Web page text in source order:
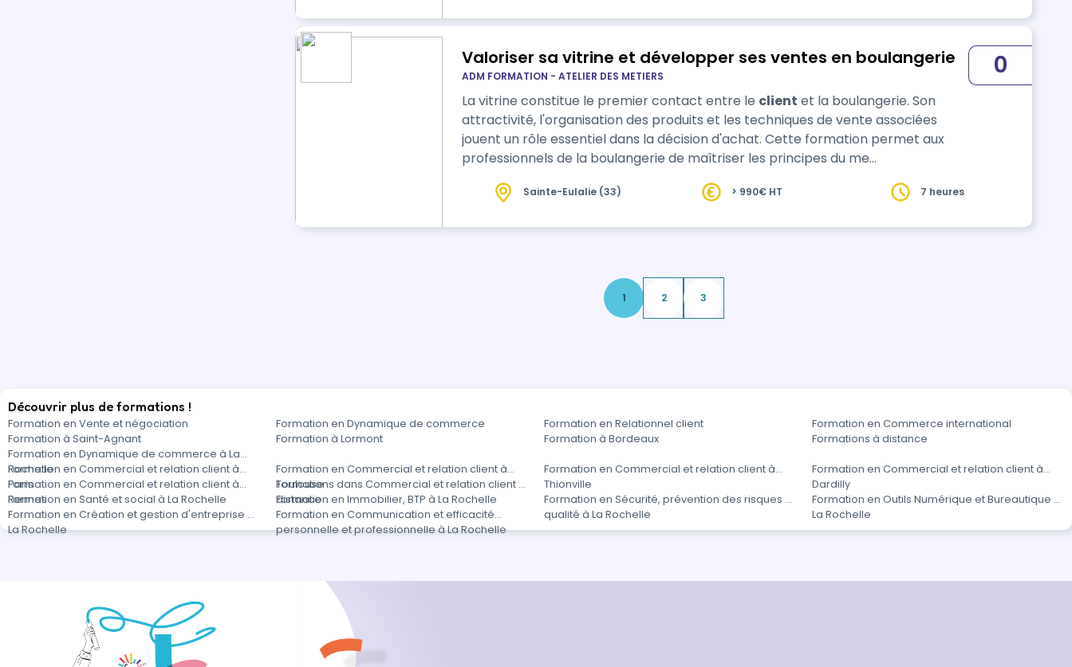
Valoriser sa vitrine et développer ses ventes en boulangerie
ADM FORMATION - ATELIER DES METIERS
La vitrine constitue le premier contact entre le client et la boulangerie. Son
attractivité, l'organisation des produits et les techniques de vente associées
jouent un rôle essentiel dans la décision d'achat. Cette formation permet aux
professionnels de la boulangerie de maîtriser les principes du me…
0
Sainte-Eulalie (33) > 990€ HT 7 heures
1 2 3
Découvrir plus de formations !
Formation en Vente et négociation Formation en Dynamique de commerce Formation en Relationnel client
Formation en Commerce international
Formation à Saint-Agnant
Formation à Lormont Formation à Bordeaux
Formations à distance
Formation en Dynamique de commerce à La
Rochelle
Formation en Commercial et relation client à
Paris
Formation en Commercial et relation client à
Toulouse
Formation en Commercial et relation client à
Thionville
Formation en Commercial et relation client à
Dardilly
Formation en Commercial et relation client à
Rennes
Formations dans Commercial et relation client à
distance
Formation en Santé et social à La Rochelle Formation en Immobilier, BTP à La Rochelle
Formation en Sécurité, prévention des risques et
qualité à La Rochelle
Formation en Outils Numérique et Bureautique à
La Rochelle
Formation en Création et gestion d'entreprise à
La Rochelle
Formation en Communication et efficacité
personnelle et professionnelle à La Rochelle